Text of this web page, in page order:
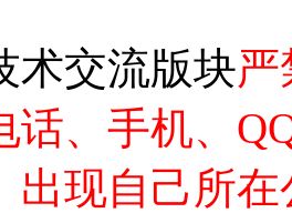
术交流版块
话、手机、
出现自己所